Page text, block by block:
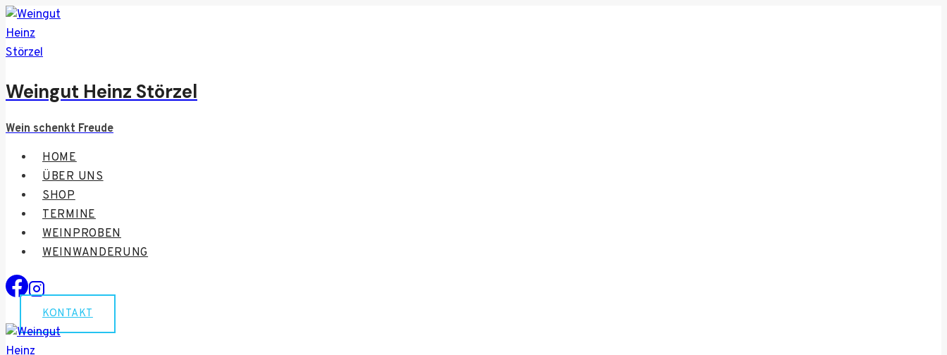
Zum
Inhalt
springen
Weingut Heinz Störzel
Wein schenkt Freude
HOME
ÜBER UNS
SHOP
TERMINE
WEINPROBEN
WEINWANDERUNG
KONTAKT